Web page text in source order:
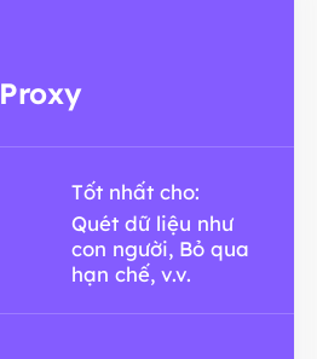
Tốt nhất cho:
Quét dữ liệu như
con người, Bỏ qua
hạn chế, v.v.